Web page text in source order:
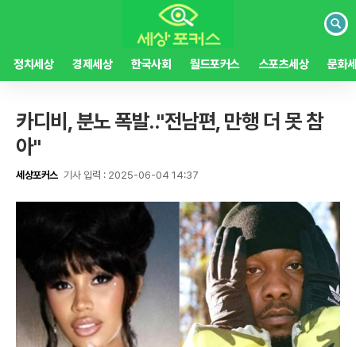
검
정치세상 경제세상 한국사회 월드포커스 스포츠세상 문화
카디비, 분노 폭발.."전남편, 만행 더 못 참
아"
세상포커스 기사 입력 : 2025-06-04 14:37